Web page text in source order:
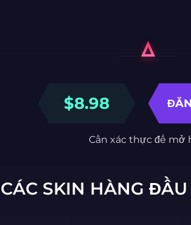
$8.98
Cần xác thực để mở
CÁC SKIN HÀNG